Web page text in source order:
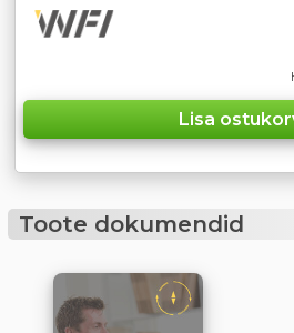
Toote dokumendid